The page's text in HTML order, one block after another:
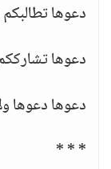
دعوها
دعوها
دعوها دعوها
* * *